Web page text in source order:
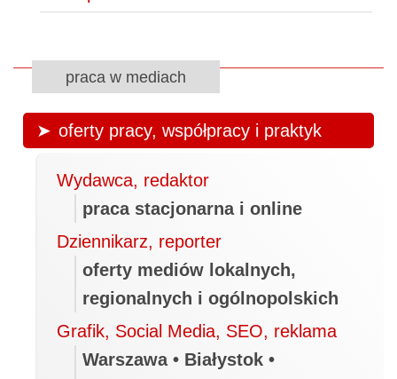
praca w mediach
oferty pracy, współpracy i praktyk
Wydawca, redaktor
praca stacjonarna i online
Dziennikarz, reporter
oferty mediów lokalnych,
regionalnych i ogólnopolskich
Grafik, Social Media, SEO, reklama
Warszawa • Białystok •